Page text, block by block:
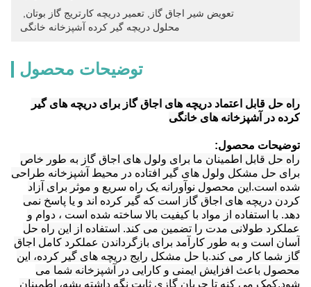
تعویض شیر اجاق گاز
تعمیر دریچه کارتریج گاز بوتان
محلول دریچه گیر کرده آشپزخانه خانگی
توضیحات محصول
راه حل قابل اعتماد دریچه های اجاق گاز برای دریچه های گیر
کرده در آشپزخانه های خانگی
توضیحات محصول:
راه حل قابل اطمینان ما برای ولول های اجاق گاز به طور خاص
برای حل مشکل ولول های گیر افتاده در محیط آشپزخانه طراحی
شده است.این محصول نوآورانه یک راه سریع و موثر برای آزاد
کردن دریچه های اجاق گاز است که گیر کرده اند و یا پاسخ نمی
دهد. با استفاده از مواد با کیفیت بالا ساخته شده است ، دوام و
عملکرد طولانی مدت را تضمین می کند. استفاده از این راه حل
آسان است و به طور کارآمد برای بازگرداندن عملکرد کامل اجاق
گاز شما کار می کند.با حل مشکل رایج دریچه های گیر کرده، این
محصول باعث افزایش ایمنی و کارایی در آشپزخانه شما می
شود.کمک می کنه تا جریان گازی ثابت نگه داشته بشه، اطمینان